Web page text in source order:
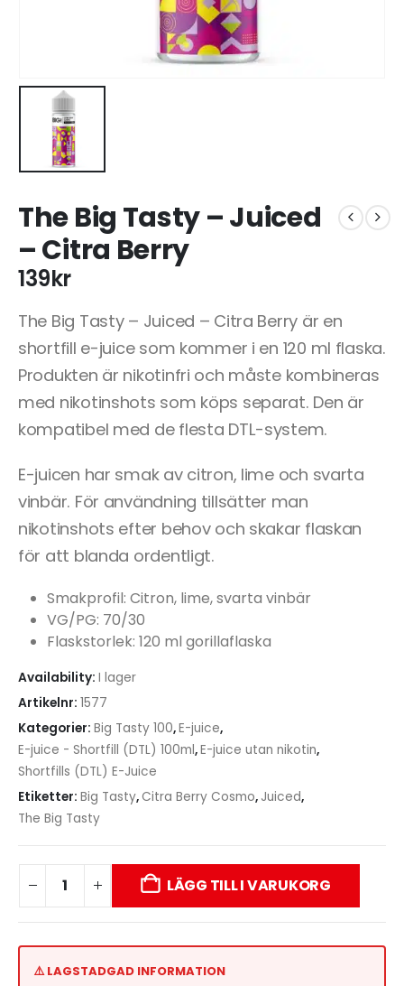
The Big Tasty – Juiced
– Citra Berry
139kr
The Big Tasty – Juiced – Citra Berry är en
shortfill e-juice som kommer i en 120 ml flaska.
Produkten är nikotinfri och måste kombineras
med nikotinshots som köps separat. Den är
kompatibel med de flesta DTL-system.
E-juicen har smak av citron, lime och svarta
vinbär. För användning tillsätter man
nikotinshots efter behov och skakar flaskan
för att blanda ordentligt.
Smakprofil: Citron, lime, svarta vinbär
VG/PG: 70/30
Flaskstorlek: 120 ml gorillaflaska
Availability: I lager
Artikelnr: 1577
Kategorier: Big Tasty 100,E-juice,
E-juice - Shortfill (DTL) 100ml,E-juice utan nikotin,
Shortfills (DTL) E-Juice
Etiketter: Big Tasty,Citra Berry Cosmo, Juiced,
The Big Tasty
LÄGG TILL I VARUKORG
⚠️ LAGSTADGAD INFORMATION